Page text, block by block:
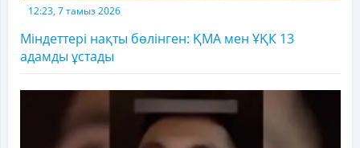
12:23, 7 тамыз 2026
Міндеттері нақты бөлінген: ҚМА мен ҰҚК 13
адамды ұстады